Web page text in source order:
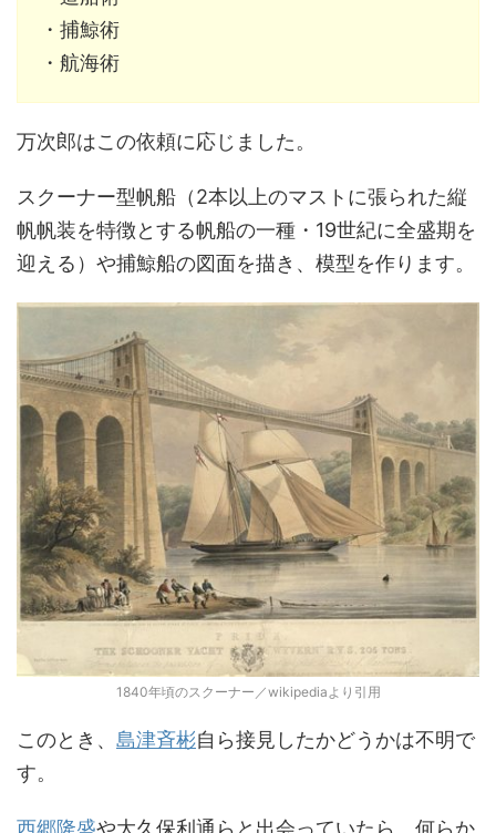
・捕鯨術
・航海術
万次郎はこの依頼に応じました。
スクーナー型帆船（2本以上のマストに張られた縦
帆帆装を特徴とする帆船の一種・19世紀に全盛期を
迎える）や捕鯨船の図面を描き、模型を作ります。
1840年頃のスクーナー／wikipediaより引用
このとき、 島津斉彬自ら接見したかどうかは不明で
す。
西郷隆盛や大久保利通らと出会っていたら、何らか